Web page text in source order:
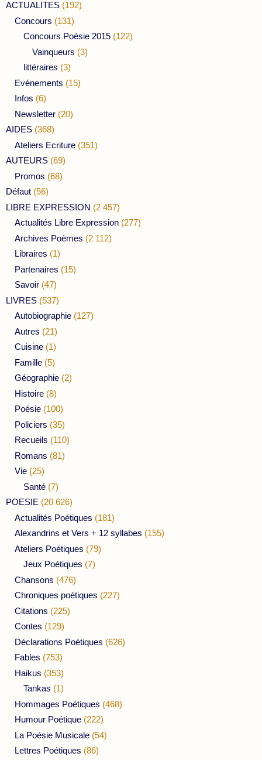
ACTUALITES (192)
Concours (131)
Concours Poésie 2015 (122)
Vainqueurs (3)
littéraires (3)
Evénements (15)
Infos (6)
Newsletter (20)
AIDES (368)
Ateliers Ecriture (351)
AUTEURS (69)
Promos (68)
Défaut (56)
LIBRE EXPRESSION (2 457)
Actualités Libre Expression (277)
Archives Poèmes (2 112)
Libraires (1)
Partenaires (15)
Savoir (47)
LIVRES (537)
Autobiographie (127)
Autres (21)
Cuisine (1)
Famille (5)
Géographie (2)
Histoire (8)
Poésie (100)
Policiers (35)
Recueils (110)
Romans (81)
Vie (25)
Santé (7)
POESIE (20 626)
Actualités Poétiques (181)
Alexandrins et Vers + 12 syllabes (155)
Ateliers Poétiques (79)
Jeux Poétiques (7)
Chansons (476)
Chroniques poétiques (227)
Citations (225)
Contes (129)
Déclarations Poétiques (626)
Fables (753)
Haikus (353)
Tankas (1)
Hommages Poétiques (468)
Humour Poétique (222)
La Poésie Musicale (54)
Lettres Poétiques (86)